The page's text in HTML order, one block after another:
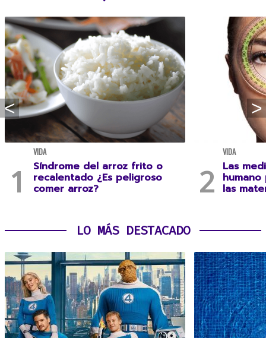
VIDA
Síndrome del arroz frito o
recalentado ¿Es peligroso
comer arroz?
VIDA
Las
las
LO MÁS DESTACADO